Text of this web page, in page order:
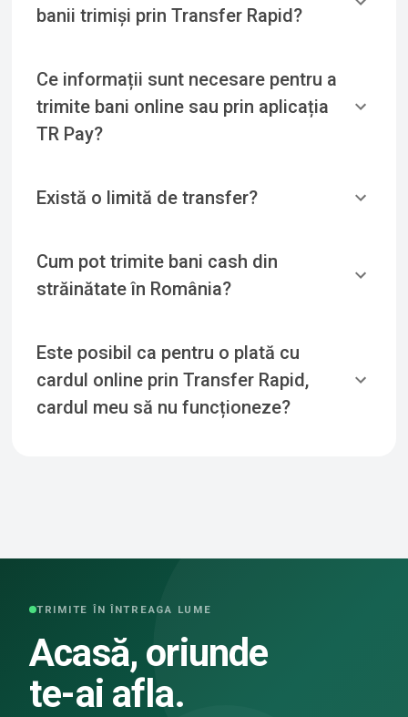
banii trimiși prin Transfer Rapid?
Ce informații sunt necesare pentru a
trimite bani online sau prin aplicația
TR Pay?
Există o limită de transfer?
Cum pot trimite bani cash din
străinătate în România?
Este posibil ca pentru o plată cu
cardul online prin Transfer Rapid,
cardul meu să nu funcționeze?
TRIMITE ÎN ÎNTREAGA LUME
Acasă, oriunde
te-ai afla.